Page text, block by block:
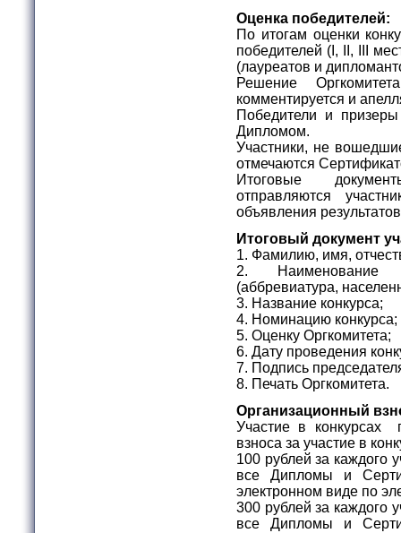
Оценка победителей:
По итогам оценки
победителей (I, II, III
(лауреатов и
Решение
комментируется и
Победители и
Дипломом.
Участники, не
отмечаются
Итоговые
отправляются
объявления
Итоговый документ
1. Фамилию, имя,
2. Наименование
(аббревиатура,
3. Название конкурса;
4. Номинацию конкурса;
5. Оценку Оргкомитета;
6. Дату проведения
7. Подпись
8. Печать Оргкомитета.
Организационный
Участие в конкурсах
взноса за участие в
100 рублей за каждого
все Дипломы и
электронном виде по
300 рублей за каждого
все Дипломы и